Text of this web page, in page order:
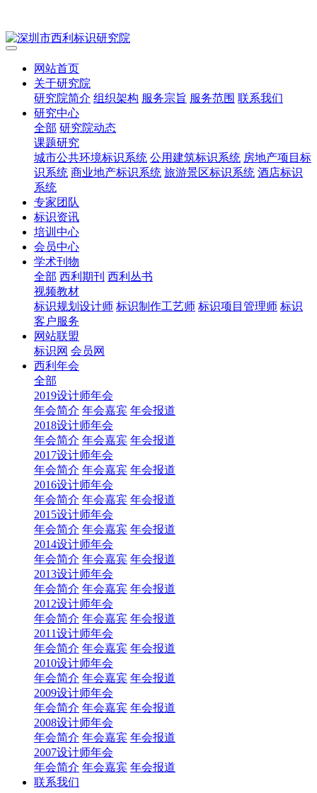
网站首页
关于研究院
研究院简介 组织架构 服务宗旨 服务范围 联系我们
研究中心
全部 研究院动态
课题研究
城市公共环境标识系统 公用建筑标识系统 房地产项目标
识系统 商业地产标识系统 旅游景区标识系统 酒店标识
系统
专家团队
标识资讯
培训中心
会员中心
学术刊物
全部 西利期刊 西利丛书
视频教材
标识规划设计师 标识制作工艺师 标识项目管理师 标识
客户服务
网站联盟
标识网 会员网
西利年会
全部
2019设计师年会
年会简介 年会嘉宾 年会报道
2018设计师年会
年会简介 年会嘉宾 年会报道
2017设计师年会
年会简介 年会嘉宾 年会报道
2016设计师年会
年会简介 年会嘉宾 年会报道
2015设计师年会
年会简介 年会嘉宾 年会报道
2014设计师年会
年会简介 年会嘉宾 年会报道
2013设计师年会
年会简介 年会嘉宾 年会报道
2012设计师年会
年会简介 年会嘉宾 年会报道
2011设计师年会
年会简介 年会嘉宾 年会报道
2010设计师年会
年会简介 年会嘉宾 年会报道
2009设计师年会
年会简介 年会嘉宾 年会报道
2008设计师年会
年会简介 年会嘉宾 年会报道
2007设计师年会
年会简介 年会嘉宾 年会报道
联系我们